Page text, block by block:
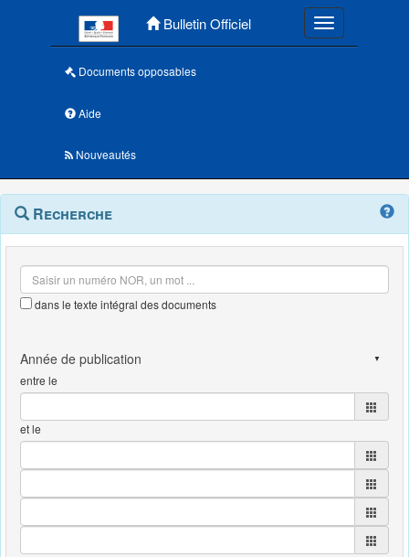
Bulletin Officiel Toggle
Documents opposables
Aide
Nouveautés
Navigation
outils
Menu
contextuel
Recherche
dans le texte intégral des documents
entre le
et le